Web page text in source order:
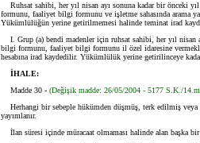
Ruhsat sahibi, her yıl nisan ayı sonuna kadar bir önceki
formunu, faaliyet bilgi formunu ve işletme sahasında arama
Yükümlülüğün yerine getirilmemesi halinde teminat irad
I. Grup (a) bendi madenler için ruhsat sahibi, her yıl nisan
bilgi formunu, faaliyet bilgi formunu il özel idaresine
hesabına irad kaydedilir. Yükümlülük yerine getirilinceye
İHALE:
Madde 30 - (Değişik madde: 26/05/2004 - 5177 S.K./
Herhangi bir sebeple hükümden düşmüş, terk edilmiş
yayımlanır.
İlan süresi içinde müracaat olmaması halinde alan başka